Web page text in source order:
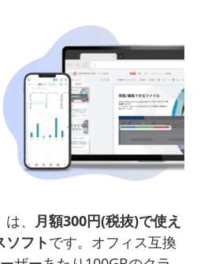
、 月額300円(税抜)で使え
ソフトです。オフィス互換